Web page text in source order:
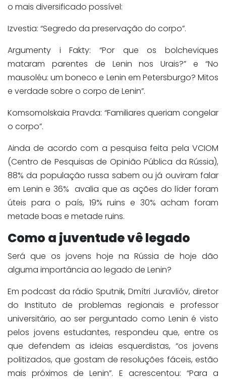
o mais diversificado possível:
Izvestia: “Segredo da preservação do corpo”.
Argumenty i Fakty: “Por que os bolcheviques
mataram parentes de Lenin nos Urais?” e “No
mausoléu: um boneco e Lenin em Petersburgo? Mitos
e verdade sobre o corpo de Lenin”.
Komsomolskaia Pravda: “Familiares queriam congelar
o corpo”.
Ainda de acordo com a pesquisa feita pela VCIOM
(Centro de Pesquisas de Opinião Pública da Rússia),
88% da população russa sabem ou já ouviram falar
em Lenin e 36% avalia que as ações do líder foram
úteis para o país, 19% ruins e 30% acham foram
metade boas e metade ruins.
Como a juventude vê legado
Será que os jovens hoje na Rússia de hoje dão
alguma importância ao legado de Lenin?
Em podcast da rádio Sputnik, Dmítri Juravlióv, diretor
do Instituto de problemas regionais e professor
universitário, ao ser perguntado como Lenin é visto
pelos jovens estudantes, respondeu que, entre os
que defendem as ideias esquerdistas, “os jovens
politizados, que gostam de resoluções fáceis, estão
mais próximos de Lenin”. E acrescentou: “Para a